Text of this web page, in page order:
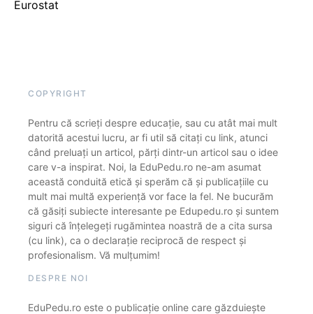
Eurostat
COPYRIGHT
Pentru că scrieți despre educație, sau cu atât mai mult
datorită acestui lucru, ar fi util să citați cu link, atunci
când preluați un articol, părți dintr-un articol sau o idee
care v-a inspirat. Noi, la EduPedu.ro ne-am asumat
această conduită etică și sperăm că și publicațiile cu
mult mai multă experiență vor face la fel. Ne bucurăm
că găsiți subiecte interesante pe Edupedu.ro și suntem
siguri că înțelegeți rugămintea noastră de a cita sursa
(cu link), ca o declarație reciprocă de respect și
profesionalism. Vă mulțumim!
DESPRE NOI
EduPedu.ro este o publicație online care găzduiește